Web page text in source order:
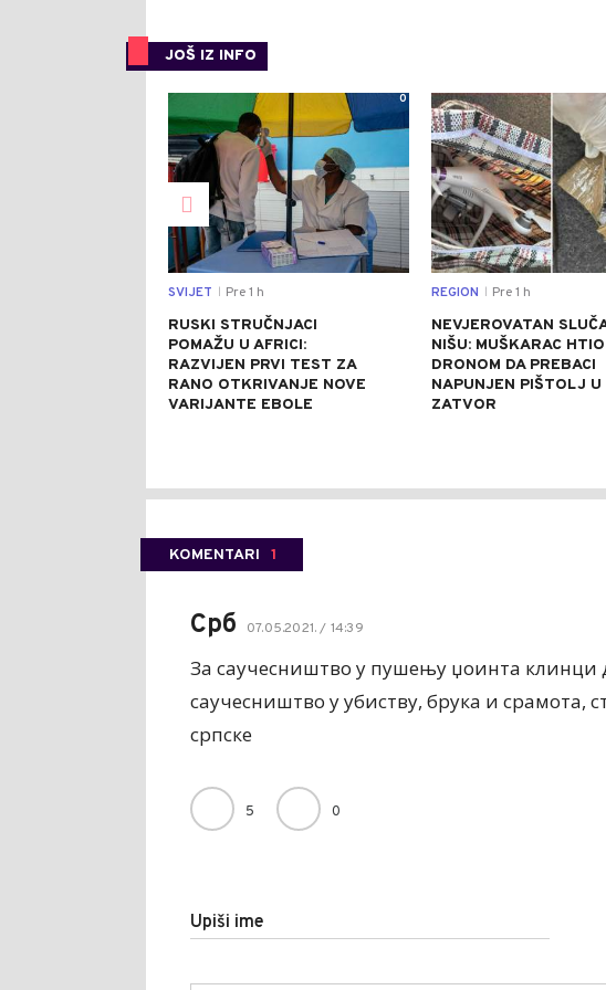
JOŠ IZ INFO
0
SVIJET Pre 1 h
RUSKI STRUČNJACI
POMAŽU U AFRICI:
RAZVIJEN PRVI TEST ZA
RANO OTKRIVANJE NOVE
VARIJANTE EBOLE
REGION Pre 1 h
NEVJEROVATAN
NIŠU: MUŠKARAC HTIO
DRONOM DA PREBACI
NAPUNJEN PIŠTOLJ U
ZATVOR
KOMENTARI 1
Срб 07.05.2021. / 14:39
За саучесништво у пушењу џоинта клинци
саучесништво у убиству, брука и срамота,
српске
5 0
Upiši ime